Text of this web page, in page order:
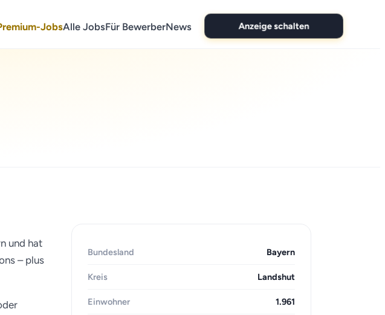
JobsAlle JobsFür BewerberNews Anzeige schalten
und hat
– plus
Bundesland Bayern
Kreis Landshut
Einwohner 1.961